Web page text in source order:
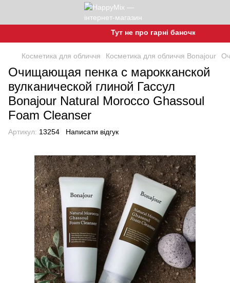
Тут не про гарні баночки, а про
Косметика для обличчя Косметика для обличчя Bonajour
Очищающая пенка с марокканской
вулканической глиной Гассул
Bonajour Natural Morocco Ghassoul
Foam Cleanser
Артикул: 13254 Написати відгук